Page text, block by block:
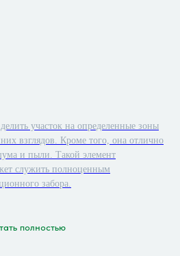
участок на определенные зоны
взглядов. Кроме того, она отлично
и пыли. Такой элемент
служить полноценным
забора.
полностью